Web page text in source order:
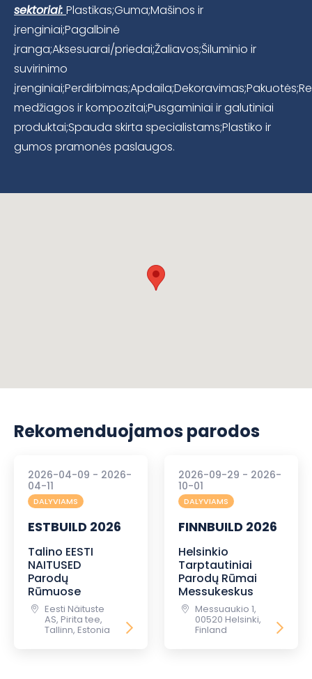
sektoriai: Plastikas;Guma;Mašinos ir
įrenginiai;Pagalbinė
įranga;Aksesuarai/priedai;Žaliavos;Šiluminio ir
suvirinimo
medžiagos ir kompozitai;Pusgaminiai ir galutiniai
produktai;Spauda skirta specialistams;Plastiko ir
gumos pramonės paslaugos.
Rekomenduojamos parodos
2026-04-09 - 2026-
04-11
DALYVIAMS
ESTBUILD 2026
Talino EESTI
NAITUSED
Parodų
Rūmuose
Eesti Näituste
AS, Pirita tee,
Tallinn, Estonia
2026-09-29 - 2026-
10-01
DALYVIAMS
FINNBUILD 2026
Helsinkio
Tarptautiniai
Parodų Rūmai
Messukeskus
Messuaukio 1,
00520 Helsinki,
Finland